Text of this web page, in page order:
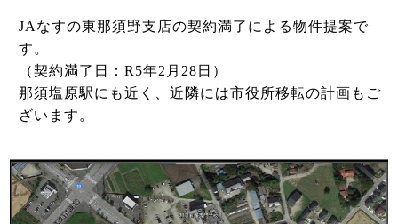
JAなすの東那須野支店の契約満了による物件提案で
す。
（契約満了日：R5年2月28日）
那須塩原駅にも近く、近隣には市役所移転の計画もご
ざいます。